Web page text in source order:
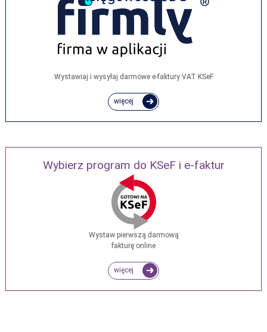
Wystawiaj i wysyłaj darmowe e‑faktury VAT KSeF
więcej
Wybierz program do KSeF i e-faktur
Wystaw pierwszą darmową
fakturę online
więcej